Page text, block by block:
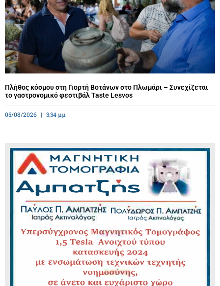
Πλήθος κόσμου στη Γιορτή Βοτάνων στο Πλωμάρι – Συνεχίζεται
το γαστρονομικό φεστιβάλ Taste Lesvos
05/08/2026 3:34 μμ